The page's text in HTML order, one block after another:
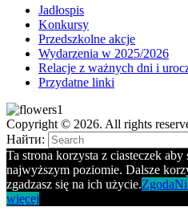
Jadłospis
Konkursy
Przedszkolne akcje
Wydarzenia w 2025/2026
Relacje z ważnych dni i
Przydatne linki
Copyright © 2026. All rights
Найти:
Ta strona korzysta z ciasteczek aby
najwyższym poziomie. Dalsze
zgadzasz się na ich użycie.Zgoda
więcej